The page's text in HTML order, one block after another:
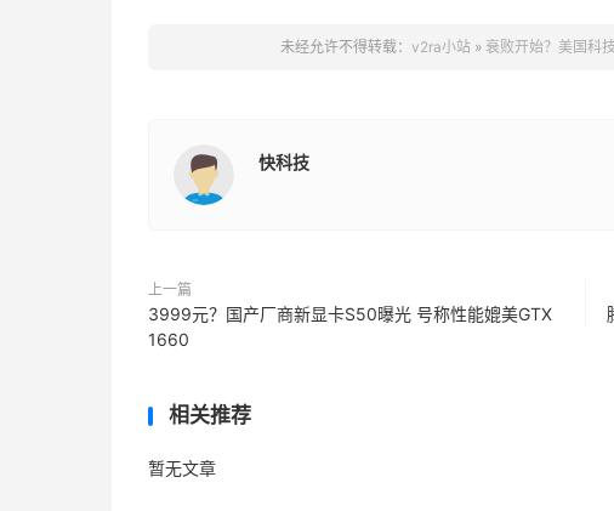
未经允许不得转载： v2ra小站» 衰败开始？美国科
快科技
上一篇
3999元？国产厂商新显卡S50曝光 号称性能媲美GTX
1660
相关推荐
暂无文章